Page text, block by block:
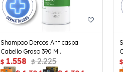
Shampoo Dercos Anticaspa
Cabello Graso 390 Ml.
$ 1.558 $ 2.225 $